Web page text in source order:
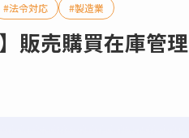
法令対応 製造業
販売購買在庫管